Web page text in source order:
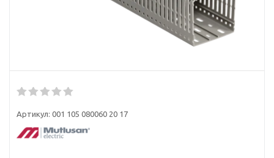
Артикул: 001 105 080060 20 17